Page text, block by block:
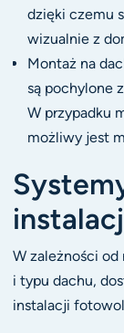
dzięki czemu
wizualnie z
Montaż na
są pochylone
W przypadku
możliwy jest
W zależności
i typu dachu,
instalacji